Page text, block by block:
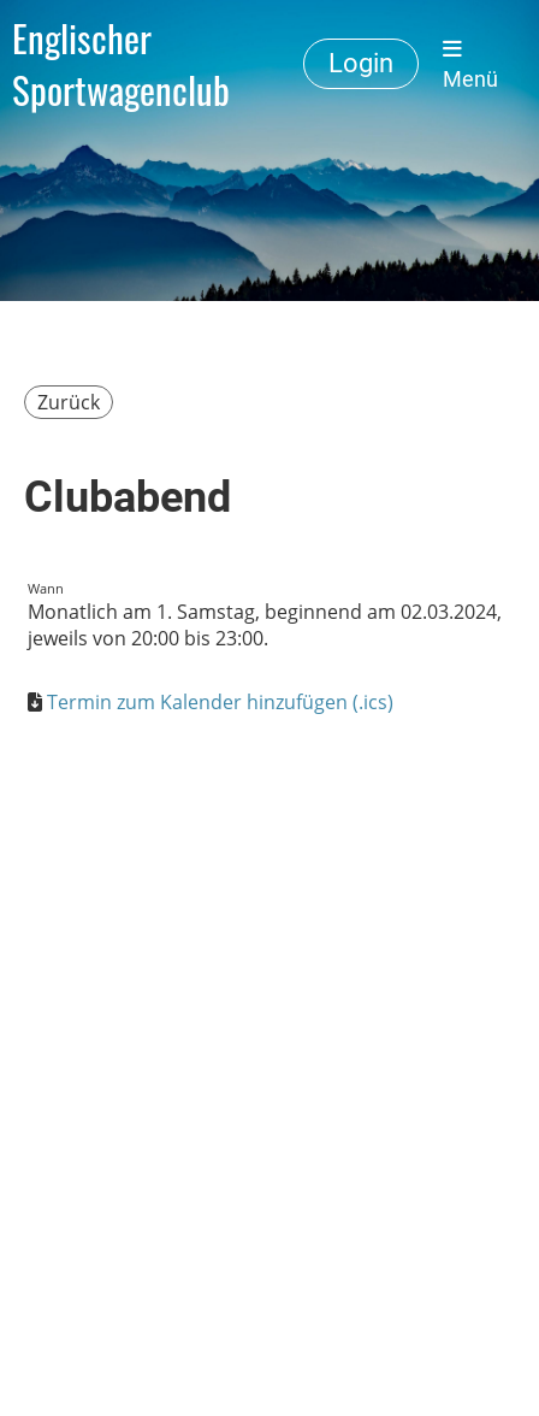
Englischer
Sportwagenclub
Login
Menü
Zurück
Clubabend
Wann
Monatlich am 1. Samstag, beginnend am 02.03.2024,
jeweils von 20:00 bis 23:00.
Termin zum Kalender hinzufügen (.ics)